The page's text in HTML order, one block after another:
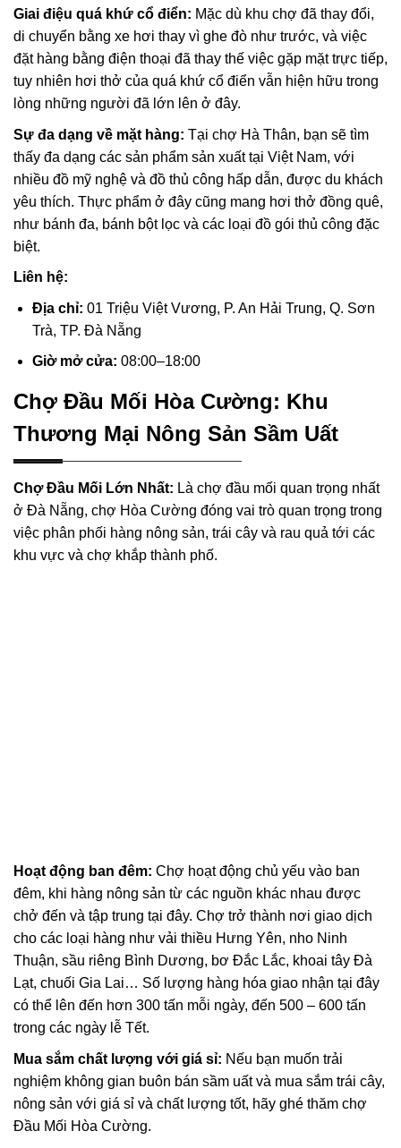
Giai điệu quá khứ cổ điển: Mặc dù khu chợ đã thay đổi,
di chuyển bằng xe hơi thay vì ghe đò như trước, và việc
đặt hàng bằng điện thoại đã thay thế việc gặp mặt trực tiếp,
tuy nhiên hơi thở của quá khứ cổ điển vẫn hiện hữu trong
lòng những người đã lớn lên ở đây.
Sự đa dạng về mặt hàng: Tại chợ Hà Thân, bạn sẽ tìm
thấy đa dạng các sản phẩm sản xuất tại Việt Nam, với
nhiều đồ mỹ nghệ và đồ thủ công hấp dẫn, được du khách
yêu thích. Thực phẩm ở đây cũng mang hơi thở đồng quê,
như bánh đa, bánh bột lọc và các loại đồ gói thủ công đặc
biệt.
Liên hệ:
Địa chỉ: 01 Triệu Việt Vương, P. An Hải Trung, Q. Sơn
Trà, TP. Đà Nẵng
Giờ mở cửa: 08:00–18:00
Chợ Đầu Mối Hòa Cường: Khu
Thương Mại Nông Sản Sầm Uất
Chợ Đầu Mối Lớn Nhất: Là chợ đầu mối quan trọng nhất
ở Đà Nẵng, chợ Hòa Cường đóng vai trò quan trọng trong
việc phân phối hàng nông sản, trái cây và rau quả tới các
khu vực và chợ khắp thành phố.
Hoạt động ban đêm: Chợ hoạt động chủ yếu vào ban
đêm, khi hàng nông sản từ các nguồn khác nhau được
chở đến và tập trung tại đây. Chợ trở thành nơi giao dịch
cho các loại hàng như vải thiều Hưng Yên, nho Ninh
Thuận, sầu riêng Bình Dương, bơ Đắc Lắc, khoai tây Đà
Lạt, chuối Gia Lai… Số lượng hàng hóa giao nhận tại đây
có thể lên đến hơn 300 tấn mỗi ngày, đến 500 – 600 tấn
trong các ngày lễ Tết.
Mua sắm chất lượng với giá sỉ: Nếu bạn muốn trải
nghiệm không gian buôn bán sầm uất và mua sắm trái cây,
nông sản với giá sỉ và chất lượng tốt, hãy ghé thăm chợ
Đầu Mối Hòa Cường.